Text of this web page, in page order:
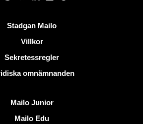
Stadgan Mailo
Villkor
Sekretessregler
omnämnanden
Mailo Junior
Mailo Edu